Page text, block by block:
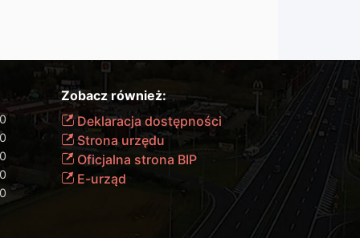
Zobacz również:
Deklaracja dostępności
Strona urzędu
Oficjalna strona BIP
E-urząd